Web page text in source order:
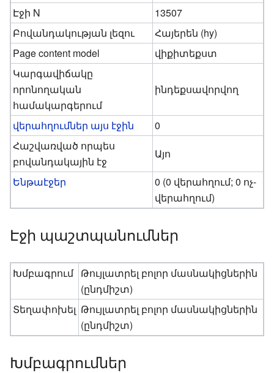
Էջի N
13507
Բովանդակության լեզու
Հայերեն (hy)
Page content model
վիքիտեքստ
Կարգավիճակը
որոնողական
համակարգերում
ինդեքսավորվող
վերահղումներ այս էջին
0
Հաշվառված որպես
բովանդակային էջ
Այո
Ենթաէջեր
0 (0 վերահղում; 0 ոչ-
վերահղում)
Էջի պաշտպանումներ
Խմբագրում Թույլատրել բոլոր մասնակիցներին
(ընդմիշտ)
Տեղափոխել Թույլատրել բոլոր մասնակիցներին
(ընդմիշտ)
Խմբագրումներ